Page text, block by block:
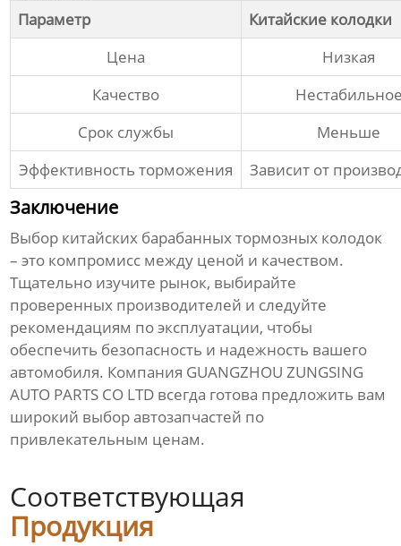
Параметр
Китайские колодки
Цена
Низкая
Качество
Срок службы
Меньше
Эффективность торможения
Зависит от
Заключение
Выбор китайских барабанных тормозных колодок
– это компромисс между ценой и качеством.
Тщательно изучите рынок, выбирайте
проверенных производителей и следуйте
рекомендациям по эксплуатации, чтобы
обеспечить безопасность и надежность вашего
автомобиля. Компания GUANGZHOU ZUNGSING
AUTO PARTS CO LTD всегда готова предложить вам
широкий выбор автозапчастей по
привлекательным ценам.
Соответствующая
Продукция